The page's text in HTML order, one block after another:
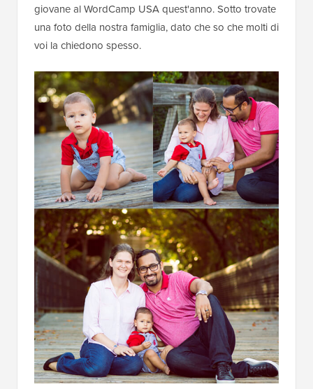
giovane al WordCamp USA quest'anno. Sotto trovate
una foto della nostra famiglia, dato che so che molti di
voi la chiedono spesso.